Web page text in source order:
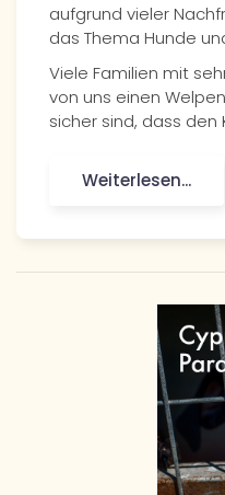
aufgrund vieler
das Thema Hunde
Viele Familien mit
von uns einen
sicher sind, dass den
Weiterlesen...